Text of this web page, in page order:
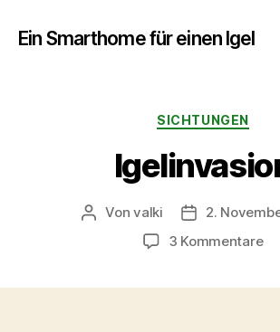
Ein Smarthome für einen Igel
Kategorien
SICHTUNGEN
Beitragsautor
Vonvalki
2.
3 Kommentarezu